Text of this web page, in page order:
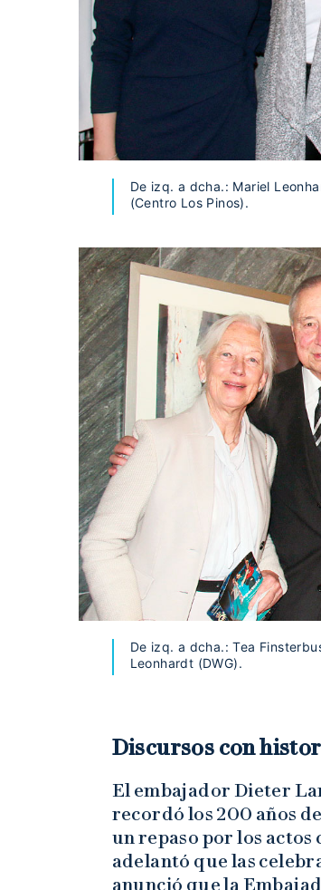
De izq. a dcha.: Mariel
(Centro Los Pinos).
De izq. a dcha.: Tea
Leonhardt (DWG).
Discursos con
El embajador Dieter
recordó los 200 años
un repaso por los
adelantó que las
anunció que la